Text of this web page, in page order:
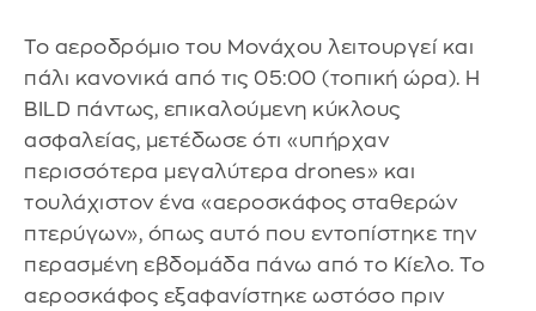
Το αεροδρόμιο του Μονάχου λειτουργεί και
πάλι κανονικά από τις 05:00 (τοπική ώρα). Η
BILD πάντως, επικαλούμενη κύκλους
ασφαλείας, μετέδωσε ότι «υπήρχαν
περισσότερα μεγαλύτερα drones» και
τουλάχιστον ένα «αεροσκάφος σταθερών
πτερύγων», όπως αυτό που εντοπίστηκε την
περασμένη εβδομάδα πάνω από το Κίελο. Το
αεροσκάφος εξαφανίστηκε ωστόσο πριν